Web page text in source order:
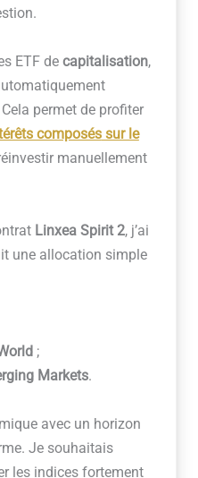
ETF de capitalisation,
permet de profiter
composéssur le
manuellement
Linxea Spirit 2, j’ai
une allocation simple
;
Markets.
avec un horizon
Je souhaitais
les indices fortement